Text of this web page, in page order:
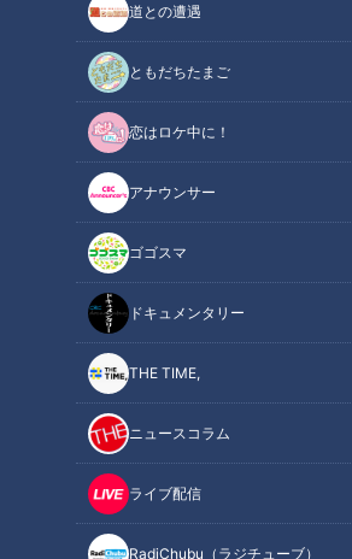
道との遭遇
ともだちたまご
恋はロケ中に！
アナウンサー
ゴゴスマ
ドキュメンタリー
THE TIME,
ニュースコラム
ライブ配信
RadiChubu（ラジチューブ）
この記事の画像
この記事を見たあなたへのおすすめ